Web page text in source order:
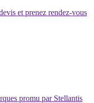
et prenez rendez-vous
promu par Stellantis